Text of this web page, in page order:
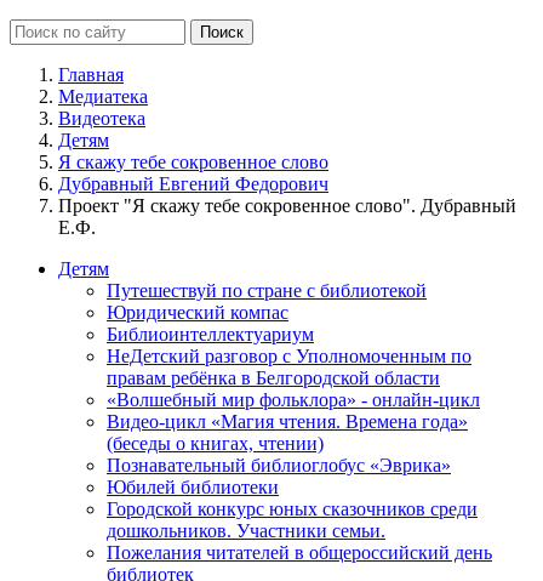
Главная
Медиатека
Видеотека
Детям
Я скажу тебе сокровенное слово
Дубравный Евгений Федорович
Проект "Я скажу тебе сокровенное слово". Дубравный
Е.Ф.
Детям
Путешествуй по стране с библиотекой
Юридический компас
Библиоинтеллектуариум
НеДетский разговор с Уполномоченным по
правам ребёнка в Белгородской области
«Волшебный мир фольклора» - онлайн-цикл
Видео-цикл «Магия чтения. Времена года»
(беседы о книгах, чтении)
Познавательный библиоглобус «Эврика»
Юбилей библиотеки
Городской конкурс юных сказочников среди
дошкольников. Участники семьи.
Пожелания читателей в общероссийский день
библиотек